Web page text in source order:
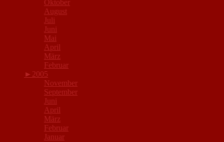
Oktober
August
Juli
Juni
Mai
April
März
Februar
► 2005
November
September
Juni
April
März
Februar
Januar